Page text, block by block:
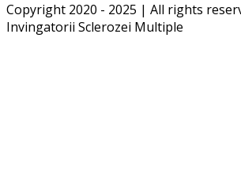
Copyright 2020 - 2025 | All rights
Invingatorii Sclerozei Multiple